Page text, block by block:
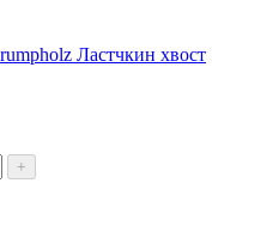
Ластчкин хвост
+